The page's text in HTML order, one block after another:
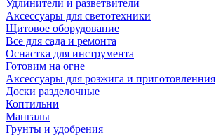
Удлинители и разветвители
Аксессуары для светотехники
Щитовое оборудование
Все для сада и ремонта
Оснастка для инструмента
Готовим на огне
Аксессуары для розжига и приготовленния
Доски разделочные
Коптильни
Мангалы
Грунты и удобрения